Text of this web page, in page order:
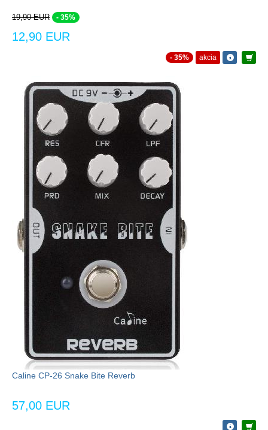
19,90 EUR - 35%
12,90 EUR
- 35% akcia
Caline CP-26 Snake Bite Reverb
57,00 EUR